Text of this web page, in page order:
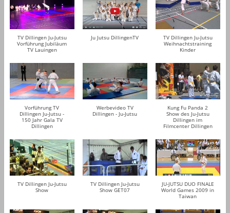
TV Dillingen Ju-Jutsu
Vorführung Jubiläum
TV Lauingen
Ju Jutsu DillingenTV
TV Dillingen Ju-Jutsu
Weihnachtstraining
Kinder
Vorführung TV
Dillingen Ju-Jutsu -
150 Jahr Gala TV
Dillingen
Werbevideo TV
Dillingen - Ju-Jutsu
Kung Fu Panda 2
Show des Ju-Jutsu
Dillingen im
Filmcenter Dillingen
TV Dillingen Ju-Jutsu
Show
TV Dillingen Ju-Jutsu
Show GET07
JU-JUTSU DUO FINALE
World Games 2009 in
Taiwan